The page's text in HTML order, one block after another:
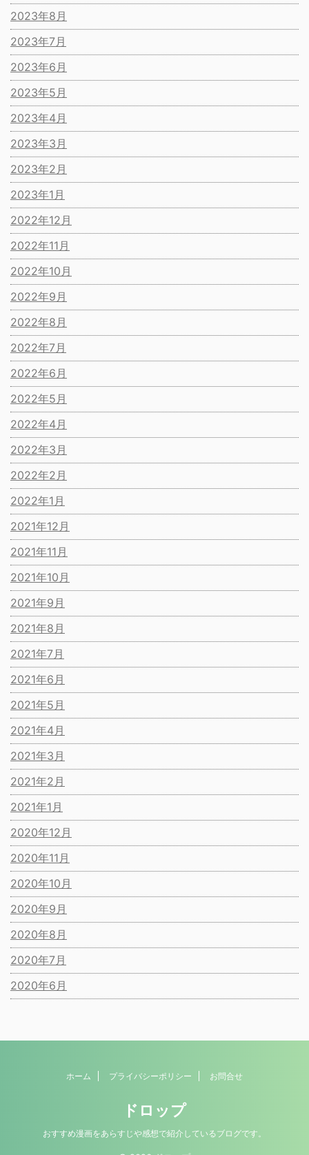
2023年8月
2023年7月
2023年6月
2023年5月
2023年4月
2023年3月
2023年2月
2023年1月
2022年12月
2022年11月
2022年10月
2022年9月
2022年8月
2022年7月
2022年6月
2022年5月
2022年4月
2022年3月
2022年2月
2022年1月
2021年12月
2021年11月
2021年10月
2021年9月
2021年8月
2021年7月
2021年6月
2021年5月
2021年4月
2021年3月
2021年2月
2021年1月
2020年12月
2020年11月
2020年10月
2020年9月
2020年8月
2020年7月
2020年6月
ホーム プライバシーポリシー お問合せ
ドロップ
おすすめ漫画をあらすじや感想で紹介しているブログです。